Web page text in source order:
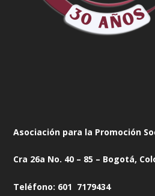
Asociación para la Promoción
Cra 26a No. 40 – 85 – Bogotá,
Teléfono: 601 7179434